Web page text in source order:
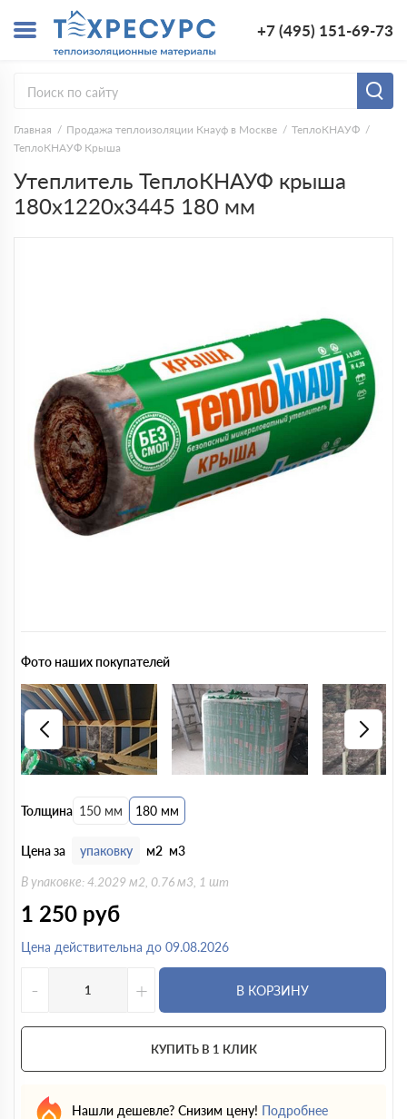
+7 (495) 151-69-73
Главная Продажа теплоизоляции Кнауф в Москве
ТеплоКНАУФ
ТеплоКНАУФ Крыша
Утеплитель ТеплоКНАУФ крыша
180х1220х3445 180 мм
Толщина 150 мм 180 мм
Цена за упаковку м2 м3
В упаковке: 4.2029 м2, 0.76 м3, 1 шт
1 250 руб
Цена действительна до 09.08.2026
- + В КОРЗИНУ
КУПИТЬ В 1 КЛИК
Нашли дешевле? Снизим цену! Подробнее
Фото наших покупателей